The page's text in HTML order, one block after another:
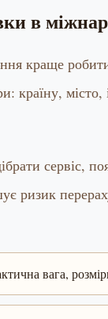
в
краще
країну,
сервіс,
ризик
вага,